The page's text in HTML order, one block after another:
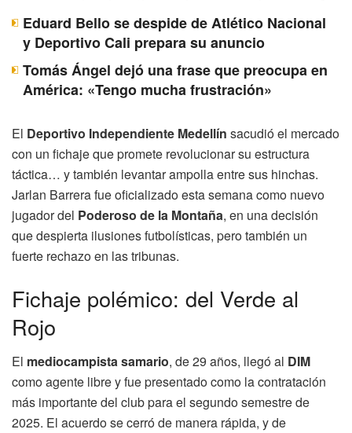
Eduard Bello se despide de Atlético Nacional
y Deportivo Cali prepara su anuncio
Tomás Ángel dejó una frase que preocupa en
América: «Tengo mucha frustración»
El Deportivo Independiente Medellín sacudió el mercado
con un fichaje que promete revolucionar su estructura
táctica… y también levantar ampolla entre sus hinchas.
Jarlan Barrera fue oficializado esta semana como nuevo
jugador del Poderoso de la Montaña, en una decisión
que despierta ilusiones futbolísticas, pero también un
fuerte rechazo en las tribunas.
Fichaje polémico: del Verde al
Rojo
El mediocampista samario, de 29 años, llegó al DIM
como agente libre y fue presentado como la contratación
más importante del club para el segundo semestre de
2025. El acuerdo se cerró de manera rápida, y de